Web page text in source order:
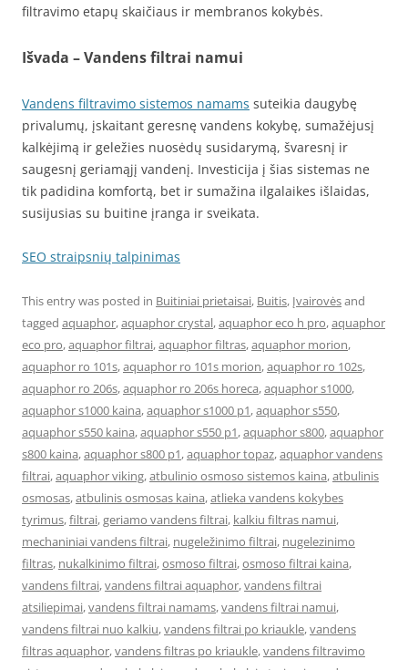
filtravimo etapų skaičiaus ir membranos kokybės.
Išvada – Vandens filtrai namui
Vandens filtravimo sistemos namams suteikia daugybę
privalumų, įskaitant geresnę vandens kokybę, sumažėjusį
kalkėjimą ir geležies nuosėdų susidarymą, švaresnį ir
saugesnį geriamąjį vandenį. Investicija į šias sistemas ne
tik padidina komfortą, bet ir sumažina ilgalaikes išlaidas,
susijusias su buitine įranga ir sveikata.
SEO straipsnių talpinimas
This entry was posted in Buitiniai prietaisai, Buitis, Įvairovėsand
tagged aquaphor,aquaphor crystal,aquaphor eco h pro,aquaphor
eco pro,aquaphor filtrai,aquaphor filtras,aquaphor morion,
aquaphor ro 101s,aquaphor ro 101s morion,aquaphor ro 102s,
aquaphor ro 206s,aquaphor ro 206s horeca,aquaphor s1000,
aquaphor s1000 kaina,aquaphor s1000 p1,aquaphor s550,
aquaphor s550 kaina,aquaphor s550 p1,aquaphor s800,aquaphor
s800 kaina,aquaphor s800 p1,aquaphor topaz,aquaphor vandens
filtrai,aquaphor viking,atbulinio osmoso sistemos kaina,atbulinis
osmosas,atbulinis osmosas kaina,atlieka vandens kokybes
tyrimus,filtrai,geriamo vandens filtrai, kalkiu filtras namui,
mechaniniai vandens filtrai, nugeležinimo filtrai, nugelezinimo
filtras, nukalkinimo filtrai,osmoso filtrai,osmoso filtrai kaina,
vandens filtrai,vandens filtrai aquaphor,vandens filtrai
atsiliepimai,vandens filtrai namams,vandens filtrai namui,
vandens filtrai nuo kalkiu,vandens filtrai po kriaukle,vandens
filtras aquaphor,vandens filtras po kriaukle,vandens filtravimo